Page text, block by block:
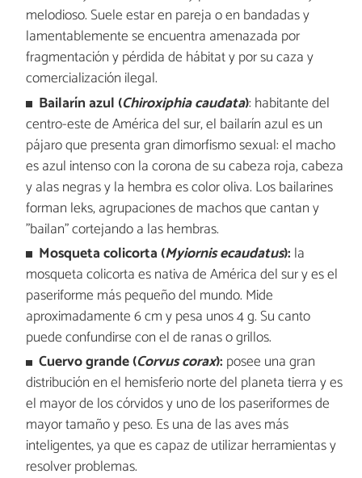
melodioso. Suele estar en pareja o en bandadas y
lamentablemente se encuentra amenazada por
fragmentación y pérdida de hábitat y por su caza y
comercialización ilegal.
Bailarín azul (Chiroxiphia caudata): habitante del
centro-este de América del sur, el bailarín azul es un
pájaro que presenta gran dimorfismo sexual: el macho
es azul intenso con la corona de su cabeza roja, cabeza
y alas negras y la hembra es color oliva. Los bailarines
forman leks, agrupaciones de machos que cantan y
"bailan" cortejando a las hembras.
Mosqueta colicorta (Myiornis ecaudatus): la
mosqueta colicorta es nativa de América del sur y es el
paseriforme más pequeño del mundo. Mide
aproximadamente 6 cm y pesa unos 4 g. Su canto
puede confundirse con el de ranas o grillos.
Cuervo grande (Corvus corax): posee una gran
distribución en el hemisferio norte del planeta tierra y es
el mayor de los córvidos y uno de los paseriformes de
mayor tamaño y peso. Es una de las aves más
inteligentes, ya que es capaz de utilizar herramientas y
resolver problemas.